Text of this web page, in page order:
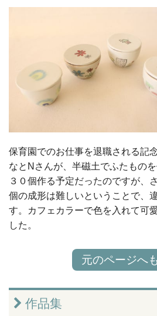
保育園でのお仕事を退職される記
なとNさんが、半磁土でふたもの
３０個作る予定だったのですが、
個の成形は難しいということで、
す。カフェカラーで色を入れて可
した。
元のページへ
作品集